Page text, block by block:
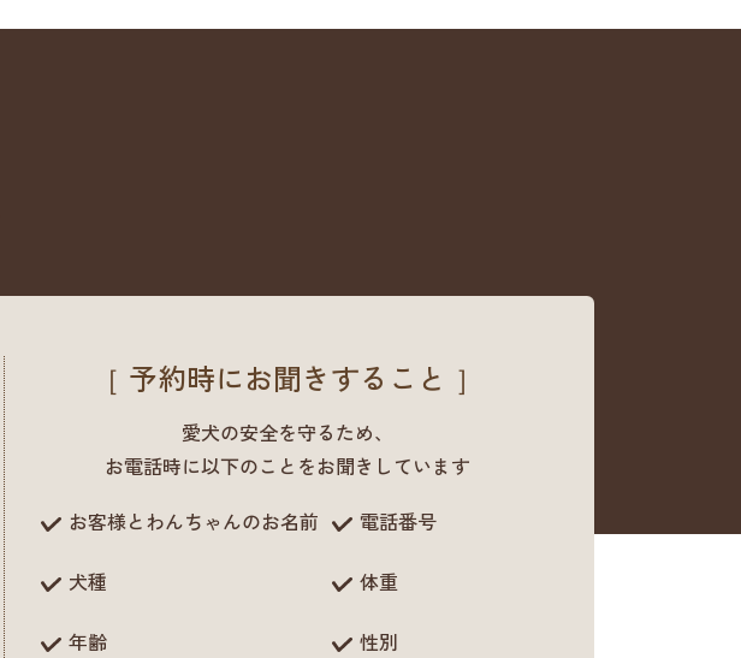
［ 予約時にお聞きすること ］
愛犬の安全を守るため、
お電話時に以下のことをお聞きしています
お客様とわんちゃんのお名前
電話番号
犬種 体重
年齢 性別